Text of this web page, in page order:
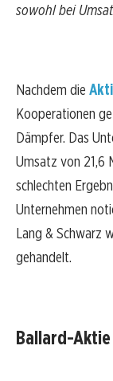
sowohl bei
Nachdem die
Kooperationen
Dämpfer. Das
Umsatz von 21,6
schlechten
Unternehmen
Lang & Schwarz
gehandelt.
Ballard-